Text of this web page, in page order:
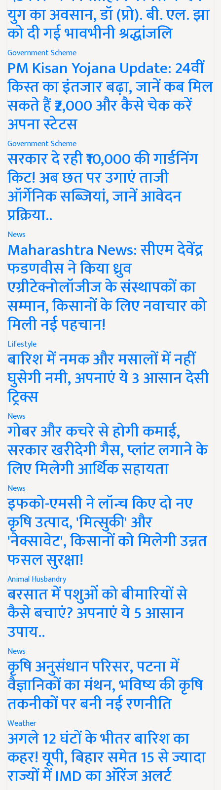
युग का अवसान, डॉ (प्रो). बी. एल. झा
को दी गई भावभीनी श्रद्धांजलि
Government Scheme
PM Kisan Yojana Update: 24वीं
किस्त का इंतजार बढ़ा, जानें कब मिल
सकते हैं ₹2,000 और कैसे चेक करें
अपना स्टेटस
Government Scheme
सरकार दे रही ₹10,000 की गार्डनिंग
किट! अब छत पर उगाएं ताजी
ऑर्गेनिक सब्जियां, जानें आवेदन
प्रक्रिया..
News
Maharashtra News: सीएम देवेंद्र
फडणवीस ने किया ध्रुव
एग्रीटेक्नोलॉजीज के संस्थापकों का
सम्मान, किसानों के लिए नवाचार को
मिली नई पहचान!
Lifestyle
बारिश में नमक और मसालों में नहीं
घुसेगी नमी, अपनाएं ये 3 आसान देसी
ट्रिक्स
News
गोबर और कचरे से होगी कमाई,
सरकार खरीदेगी गैस, प्लांट लगाने के
लिए मिलेगी आर्थिक सहायता
News
इफको-एमसी ने लॉन्च किए दो नए
कृषि उत्पाद, 'मित्सुकी' और
'नेक्सावेट', किसानों को मिलेगी उन्नत
फसल सुरक्षा!
Animal Husbandry
बरसात में पशुओं को बीमारियों से
कैसे बचाएं? अपनाएं ये 5 आसान
उपाय..
News
कृषि अनुसंधान परिसर, पटना में
वैज्ञानिकों का मंथन, भविष्य की कृषि
तकनीकों पर बनी नई रणनीति
Weather
अगले 12 घंटों के भीतर बारिश का
कहर! यूपी, बिहार समेत 15 से ज्यादा
राज्यों में IMD का ऑरेंज अलर्ट